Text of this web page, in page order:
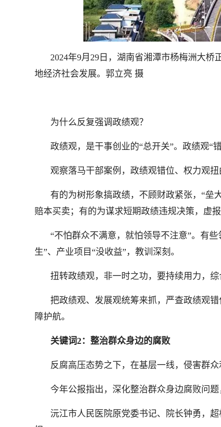
2024年9月29日，湖南省湘潭市杨梅洲大
地经济社会发展。郭立亮 摄
为什么反复强调政绩观？
政绩观，是干事创业的“总开关”。政绩观“
观察落马干部案例，政绩观错位、权力观
有的为树形象搞政绩，不顾财政紧张，“垒
赔本买卖；有的为谋求短期政绩违规决策，
“不怕群众不满意，就怕领导不注意”。有
生”、产业项目“没收益”，教训深刻。
扭转政绩观，非一时之功，要持续用力，
把政绩观、发展观统筹来抓，严查政绩观
障护航。
关键词2：整治群众身边的腐败
反腐高压态势之下，在基层一线，侵害群
今年公报指出，深化整治群众身边腐败问
沅江市人民医院原党委书记、院长钟勇，